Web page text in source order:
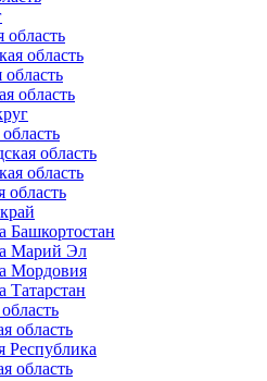
область
область
область
область
область
область
Башкортостан
Марий Эл
Мордовия
Татарстан
область
Республика
область